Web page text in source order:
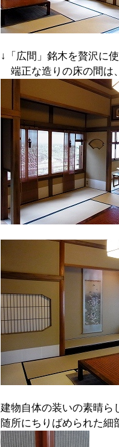
↓「広間」銘木を贅沢に
端正な造りの床の間は
建物自体の装いの素晴ら
随所にちりばめられた細